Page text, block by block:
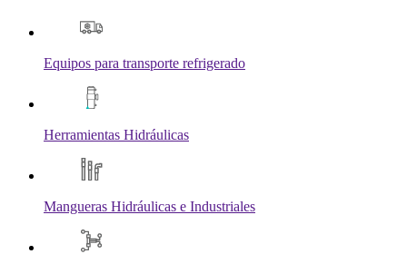
Equipos para transporte refrigerado
Herramientas Hidráulicas
Mangueras Hidráulicas e Industriales